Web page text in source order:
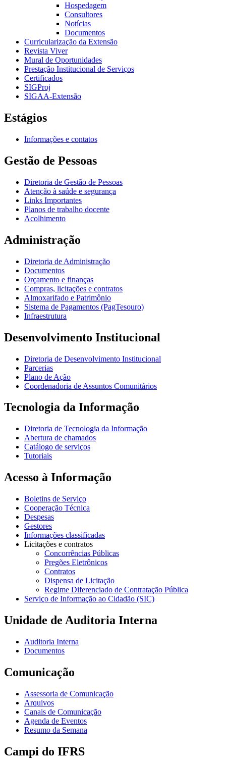
Hospedagem
Consultores
Notícias
Documentos
Curricularização da Extensão
Revista Viver
Mural de Oportunidades
Prestação Institucional de Serviços
Certificados
SIGProj
SIGAA-Extensão
Estágios
Informações e contatos
Gestão de Pessoas
Diretoria de Gestão de Pessoas
Atenção à saúde e segurança
Links Importantes
Planos de trabalho docente
Acolhimento
Administração
Diretoria de Administração
Documentos
Orçamento e finanças
Compras, licitações e contratos
Almoxarifado e Patrimônio
Sistema de Pagamentos (PagTesouro)
Infraestrutura
Desenvolvimento Institucional
Diretoria de Desenvolvimento Institucional
Parcerias
Plano de Ação
Coordenadoria de Assuntos Comunitários
Tecnologia da Informação
Diretoria de Tecnologia da Informação
Abertura de chamados
Catálogo de serviços
Tutoriais
Acesso à Informação
Boletins de Serviço
Cooperação Técnica
Despesas
Gestores
Informações classificadas
Licitações e contratos
Concorrências Públicas
Pregões Eletrônicos
Contratos
Dispensa de Licitação
Regime Diferenciado de Contratação Pública
Serviço de Informação ao Cidadão (SIC)
Unidade de Auditoria Interna
Auditoria Interna
Documentos
Comunicação
Assessoria de Comunicação
Arquivos
Canais de Comunicação
Agenda de Eventos
Resumo da Semana
Campi do IFRS